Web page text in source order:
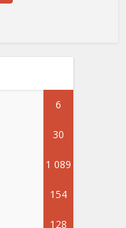
6
30
1 089
154
128